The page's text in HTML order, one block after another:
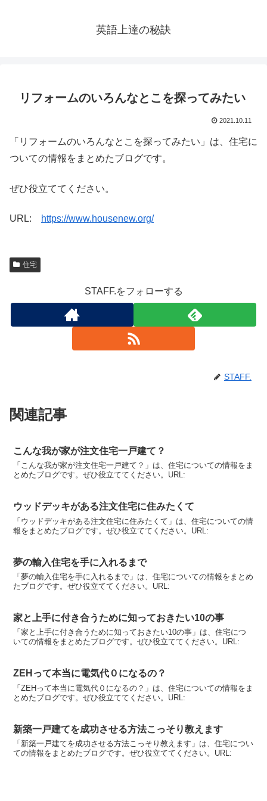
英語上達の秘訣
リフォームのいろんなとこを探ってみたい
2021.10.11
「リフォームのいろんなとこを探ってみたい」は、住宅に
ついての情報をまとめたブログです。
ぜひ役立ててください。
URL: https://www.housenew.org/
住宅
STAFF.をフォローする
STAFF.
関連記事
こんな我が家が注文住宅一戸建て？
「こんな我が家が注文住宅一戸建て？」は、住宅についての情報をま
とめたブログです。ぜひ役立ててください。URL:
ウッドデッキがある注文住宅に住みたくて
「ウッドデッキがある注文住宅に住みたくて」は、住宅についての情
報をまとめたブログです。ぜひ役立ててください。URL:
夢の輸入住宅を手に入れるまで
「夢の輸入住宅を手に入れるまで」は、住宅についての情報をまとめ
たブログです。ぜひ役立ててください。URL:
家と上手に付き合うために知っておきたい10の事
「家と上手に付き合うために知っておきたい10の事」は、住宅につ
いての情報をまとめたブログです。ぜひ役立ててください。URL:
ZEHって本当に電気代０になるの？
「ZEHって本当に電気代０になるの？」は、住宅についての情報をま
とめたブログです。ぜひ役立ててください。URL:
新築一戸建てを成功させる方法こっそり教えます
「新築一戸建てを成功させる方法こっそり教えます」は、住宅につい
ての情報をまとめたブログです。ぜひ役立ててください。URL: